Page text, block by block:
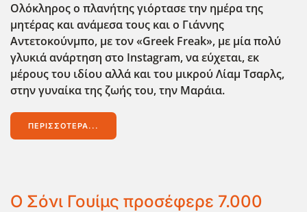
Ολόκληρος ο πλανήτης γιόρτασε την ημέρα της
μητέρας και ανάμεσα τους και ο Γιάννης
Αντετοκούνμπο, με τον «Greek Freak», με μία πολύ
γλυκιά ανάρτηση στο Instagram,να εύχεται, εκ
μέρους του ιδίου αλλά και του μικρού Λίαμ Τσαρλς,
στην γυναίκα της ζωής του, την Μαράια.
ΠΕΡΙΣΣΌΤΕΡΑ...
Ο Σόνι Γουίμς προσέφερε 7.000